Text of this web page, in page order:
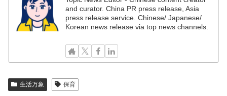
and curator. China PR press release, Asia
press release service. Chinese/ Japanese/
Korean news release via top news channels.
生活万象 保育